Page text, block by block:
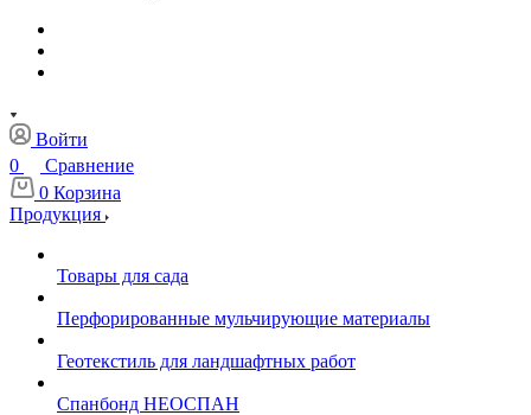
Войти
0
Сравнение
0 Корзина
Продукция
Товары для сада
Перфорированные мульчирующие материалы
Геотекстиль для ландшафтных работ
Спанбонд НЕОСПАН